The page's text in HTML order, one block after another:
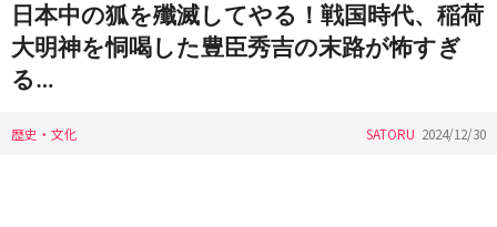
日本中の狐を殲滅してやる！戦国時代、稲荷
大明神を恫喝した豊臣秀吉の末路が怖すぎ
る…
歴史・文化 SATORU 2024/12/30